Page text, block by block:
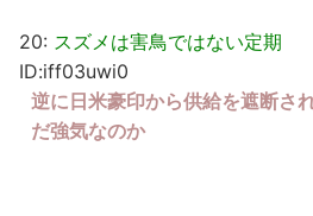
20: スズメは害鳥ではない定期
ID:iff03uwi0
逆に日米豪印から供給を遮断さ
だ強気なのか